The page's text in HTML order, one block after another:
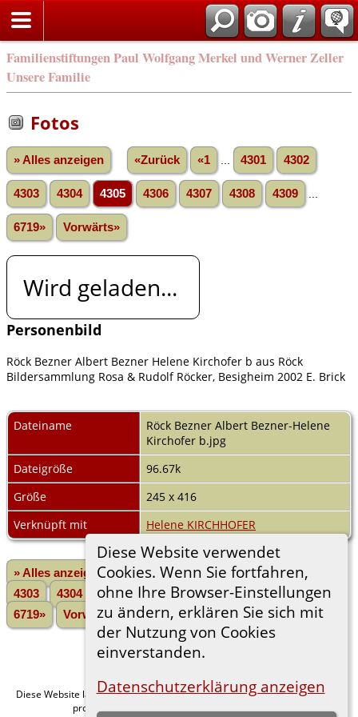
Familienstiftungen Paul Wolfgang Merkel und Werner Zeller
Unsere Familie
Diese Website verwendet
Cookies. Wenn Sie fortfahren,
ohne Ihre Browser-Einstellungen
zu ändern, erklären Sie sich mit
der Nutzung von Cookies
einverstanden.
Datenschutzerklärung anzeigen
Fotos
» Alles anzeigen «Zurück «1 4301 4302
4303 4304 4305 4306 4307 4308 4309
6719» Vorwärts»
Wird geladen...
Personenbild
Röck Bezner Albert Bezner Helene Kirchofer b aus Röck
Bildersammlung Rosa & Rudolf Röcker, Besigheim 2002 E. Brick
Dateiname
Röck Bezner Albert Bezner-Helene
Kirchofer b.jpg
Dateigröße
96.67k
Größe
245 x 416
Verknüpft mit
Helene KIRCHHOFER
» Alles anzeigen «Zurück «1 ... 4301
4302
4303
4304 4305 4306 4307 4308 4309
...
6719»
Vorwärts»
Diese Website läuft mitThe Next Generation of Genealogy Sitebuildingv. 15.0.1,
programmiert von Darrin Lythgoe © 2001-2026.